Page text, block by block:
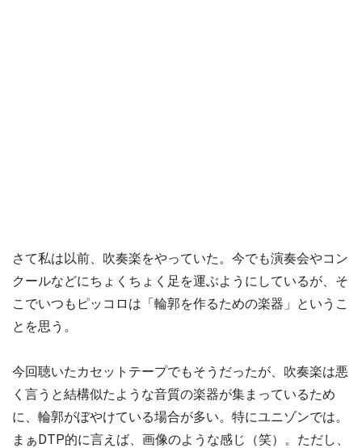
さて私は以前、吹奏楽をやっていた。今でも演奏会やコン
クールなどにちょくちょく足を運ぶようにしているが、そ
こでいつもピッコロは「輪郭を作るための楽器」というこ
とを思う。
今回聴いたカセットテープでもそうだったが、吹奏楽は悪
く言うと結構似たような音質の楽器が集まっているため
に、輪郭がぼやけている場合が多い。特にユニゾンでは。
まぁDTP的に言えば、画像のような感じ（笑）。ただし、